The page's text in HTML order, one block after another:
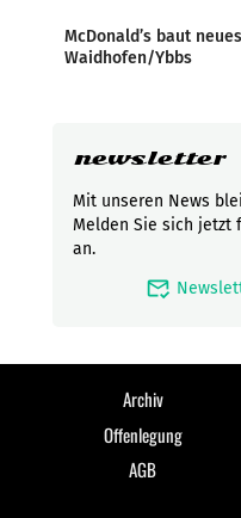
McDonald’s baut
Waidhofen/Ybbs
newsletter
Mit unseren News
Melden Sie sich jetzt
an.
mark_email_read
Archiv
Offenlegung
AGB